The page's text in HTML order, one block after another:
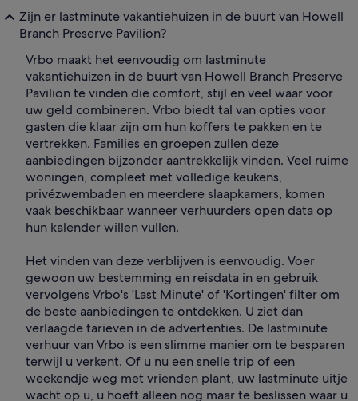
Zijn er lastminute vakantiehuizen in de buurt van Howell
Branch Preserve Pavilion?
Vrbo maakt het eenvoudig om lastminute
vakantiehuizen in de buurt van Howell Branch Preserve
Pavilion te vinden die comfort, stijl en veel waar voor
uw geld combineren. Vrbo biedt tal van opties voor
gasten die klaar zijn om hun koffers te pakken en te
vertrekken. Families en groepen zullen deze
aanbiedingen bijzonder aantrekkelijk vinden. Veel ruime
woningen, compleet met volledige keukens,
privézwembaden en meerdere slaapkamers, komen
vaak beschikbaar wanneer verhuurders open data op
hun kalender willen vullen.
Het vinden van deze verblijven is eenvoudig. Voer
gewoon uw bestemming en reisdata in en gebruik
vervolgens Vrbo's 'Last Minute' of 'Kortingen' filter om
de beste aanbiedingen te ontdekken. U ziet dan
verlaagde tarieven in de advertenties. De lastminute
verhuur van Vrbo is een slimme manier om te besparen
terwijl u verkent. Of u nu een snelle trip of een
weekendje weg met vrienden plant, uw lastminute uitje
wacht op u, u hoeft alleen nog maar te beslissen waar u